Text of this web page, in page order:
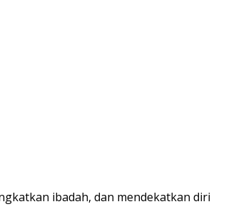
ibadah, dan mendekatkan diri